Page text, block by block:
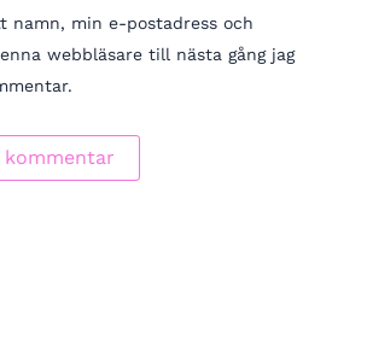
namn, min e-postadress och
webbläsare till nästa gång jag